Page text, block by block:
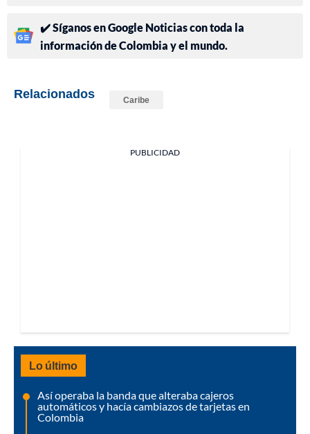
✔️ Síganos en Google Noticias con toda la
información de Colombia y el mundo.
Relacionados Caribe
PUBLICIDAD
Lo último
Así operaba la banda que alteraba cajeros
automáticos y hacía cambiazos de tarjetas en
Colombia